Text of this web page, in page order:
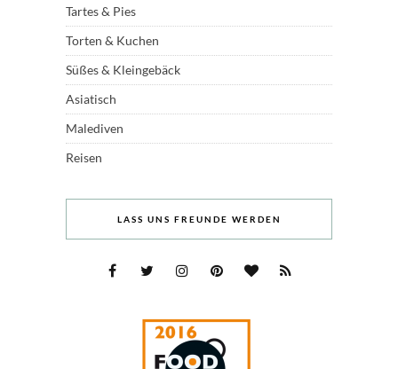
Tartes & Pies
Torten & Kuchen
Süßes & Kleingebäck
Asiatisch
Malediven
Reisen
LASS UNS FREUNDE WERDEN